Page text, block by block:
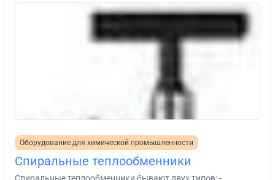
Оборудование для химической промышленности
Спиральные теплообменники